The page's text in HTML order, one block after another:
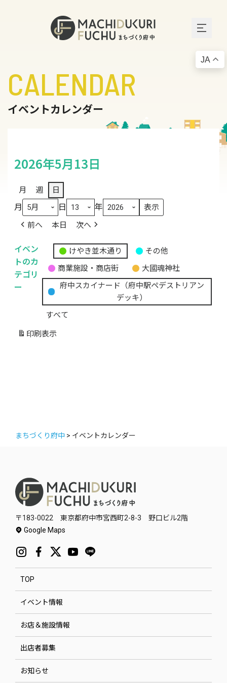
CALENDAR
イベントカレンダー
2026年5月13日
月 週 日
月 日 年
前へ 本日 次へ
イベン
トのカ
テゴリ
ー
無
題
の
カ
テ
ゴ
リ
けやき並木通り
その他
商業施設・商店街
大國魂神社
府中スカイナード（府中駅ペデストリアン
デッキ）
すべて
印刷 表示
まちづくり府中 > イベントカレンダー
〒183-0022 東京都府中市宮西町2-8-3 野口ビル2階
Google Maps
TOP
イベント情報
お店＆施設情報
出店者募集
お知らせ
JA